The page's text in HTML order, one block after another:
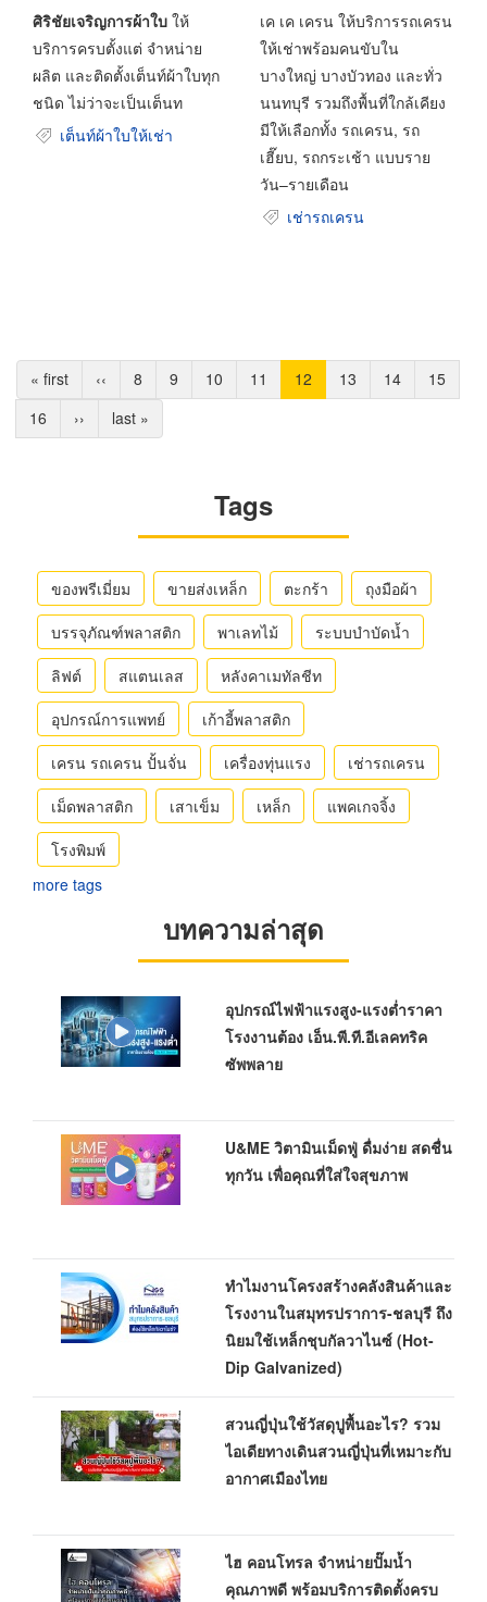
ศิริชัยเจริญการผ้าใบ ให้
บริการครบตั้งแต่ จำหน่าย
ผลิต และติดตั้งเต็นท์ผ้าใบทุก
ชนิด ไม่ว่าจะเป็นเต็นท
เต็นท์ผ้าใบให้เช่า
เค เค เครน ให้บริการรถเครน
ให้เช่าพร้อมคนขับใน
บางใหญ่ บางบัวทอง และทั่ว
นนทบุรี รวมถึงพื้นที่ใกล้เคียง
มีให้เลือกทั้ง รถเครน, รถ
เฮี๊ยบ, รถกระเช้า แบบราย
วัน–รายเดือน
เช่ารถเครน
Pagination
หน้า
« first
หน้า
หน้า
‹‹ Page
8 Page
9 Page
10 Page
11
Current
page
12 Page
13 Page
14 Page
15
Page
16
Next
page
››
Last
page
last »
Tags
ของพรีเมี่ยม ขายส่งเหล็ก ตะกร้า
ถุงมือผ้า
บรรจุภัณฑ์พลาสติก
พาเลทไม้
ระบบบำบัดน้ำ
ลิฟต์
สแตนเลส
หลังคาเมทัลชีท
อุปกรณ์การแพทย์
เก้าอี้พลาสติก
เครน รถเครน ปั้นจั่น
เครื่องทุ่นแรง
เช่ารถเครน
เม็ดพลาสติก
เสาเข็ม เหล็ก
แพคเกจจิ้ง
โรงพิมพ์
more tags
บทความล่าสุด
อุปกรณ์ไฟฟ้าแรงสูง-แรงต่ำราคา
โรงงานต้อง เอ็น.พี.ที.อีเลคทริค
ซัพพลาย
U&ME วิตามินเม็ดฟู่ ดื่มง่าย สดชื่น
ทุกวัน เพื่อคุณที่ใส่ใจสุขภาพ
ทำไมงานโครงสร้างคลังสินค้าและ
โรงงานในสมุทรปราการ-ชลบุรี ถึง
นิยมใช้เหล็กชุบกัลวาไนซ์ (Hot-
Dip Galvanized)
สวนญี่ปุ่นใช้วัสดุปูพื้นอะไร? รวม
ไอเดียทางเดินสวนญี่ปุ่นที่เหมาะกับ
อากาศเมืองไทย
ไฮ คอนโทรล จำหน่ายปั๊มน้ำ
คุณภาพดี พร้อมบริการติดตั้งครบ